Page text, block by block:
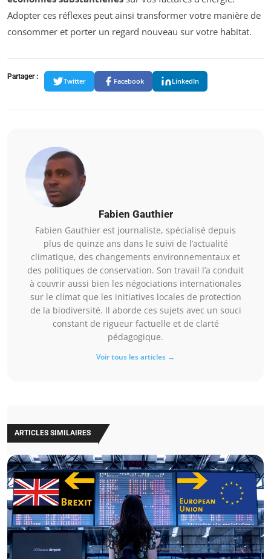
Adopter ces réflexes peut ainsi transformer votre manière de
consommer et porter un regard nouveau sur votre habitat.
Partager :
Twitter Facebook LinkedIn
Fabien Gauthier
Fabien Gauthier est journaliste, spécialisé depuis
plus de quinze ans dans le suivi de l’actualité
climatique, des changements environnementaux et
des politiques de conservation. Son travail l’a conduit
à couvrir aussi bien les négociations internationales
sur le climat que les initiatives locales de protection
de la biodiversité. Il aborde ces sujets avec un souci
constant de rigueur factuelle et de clarté
pédagogique.
Voir tous les articles →
ARTICLES SIMILAIRES